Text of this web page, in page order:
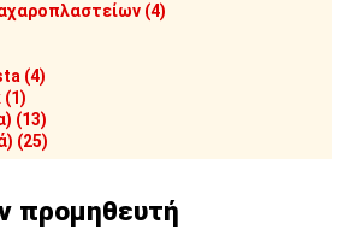
(4)
(4)
(1)
(13)
(25)
προμηθευτή